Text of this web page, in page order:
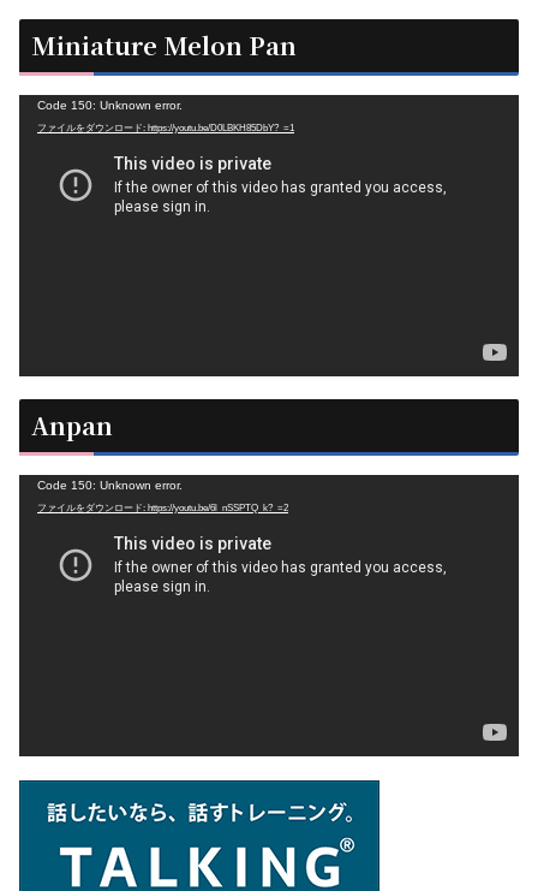
Miniature Melon Pan
Code 150: Unknown error.
ファイルをダウンロード: https://youtu.be/D0LBKH85DbY?_=1
Anpan
Code 150: Unknown error.
ファイルをダウンロード: https://youtu.be/6l_nSSPTQ_k?_=2